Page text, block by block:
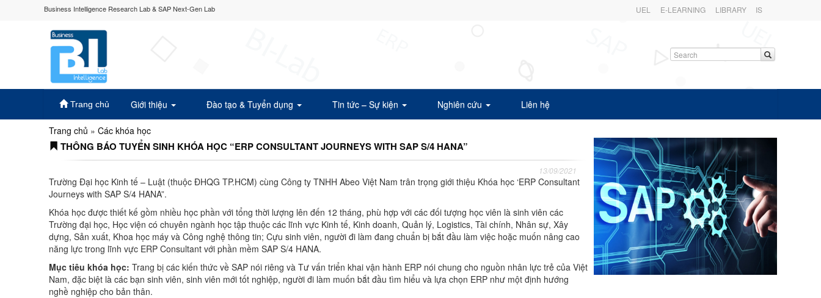
Business Intelligence Research Lab & SAP Next-Gen Lab UEL E-LEARNING LIBRARY IS
Trang chủ Giới thiệu Đào tạo & Tuyển dụng Tin tức – Sự kiện Nghiên cứu Liên hệ
Trang chủ » Các khóa học
THÔNG BÁO TUYỂN SINH KHÓA HỌC “ERP CONSULTANT JOURNEYS WITH SAP S/4 HANA”
13/09/2021
Trường Đại học Kinh tế – Luật (thuộc ĐHQG TP.HCM) cùng Công ty TNHH Abeo Việt Nam trân trọng giới thiệu Khóa học ‘ERP Consultant
Journeys with SAP S/4 HANA”.
Khóa học được thiết kế gồm nhiều học phần với tổng thời lượng lên đến 12 tháng, phù hợp với các đối tượng học viên là sinh viên các
Trường đại học, Học viện có chuyên ngành học tập thuộc các lĩnh vực Kinh tế, Kinh doanh, Quản lý, Logistics, Tài chính, Nhân sự, Xây
dựng, Sản xuất, Khoa học máy và Công nghệ thông tin; Cựu sinh viên, người đi làm đang chuẩn bị bắt đầu làm việc hoặc muốn nâng cao
năng lực trong lĩnh vực ERP Consultant với phần mềm SAP S/4 HANA.
Mục tiêu khóa học: Trang bị các kiến thức về SAP nói riêng và Tư vấn triển khai vận hành ERP nói chung cho nguồn nhân lực trẻ của Việt
Nam, đặc biệt là các bạn sinh viên, sinh viên mới tốt nghiệp, người đi làm muốn bắt đầu tìm hiểu và lựa chọn ERP như một định hướng
nghề nghiệp cho bản thân.